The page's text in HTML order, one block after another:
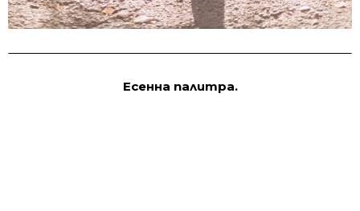
Есенна палитра.